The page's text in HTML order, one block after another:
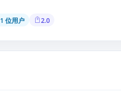
1 位用户 2.0